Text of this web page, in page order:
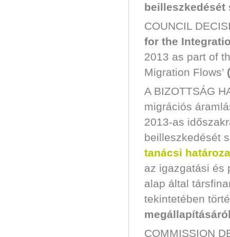
beilleszkedését
COUNCIL
for the
2013 as part of
Migration Flows’ (
A BIZOTTSÁG
migrációs
2013-as
beilleszkedését
tanácsi
az igazgatási és
alap által
tekintetében
COMMISSION